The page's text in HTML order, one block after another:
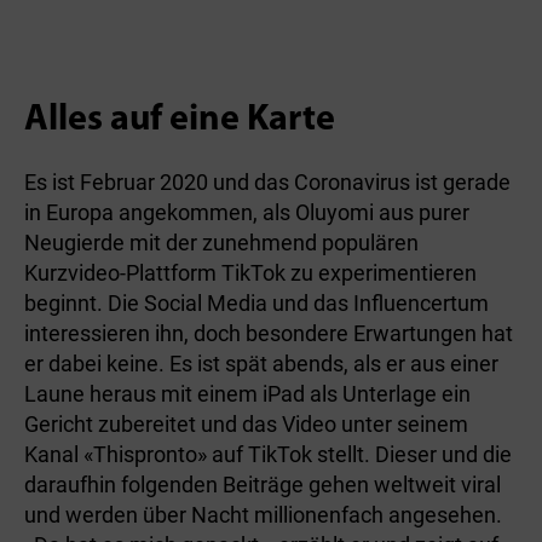
Alles auf eine Karte
Es ist Februar 2020 und das Coronavirus ist gerade
in Europa angekommen, als Oluyomi aus purer
Neugierde mit der zunehmend populären
Kurzvideo-Plattform TikTok zu experimentieren
beginnt. Die Social Media und das Influencertum
interessieren ihn, doch besondere Erwartungen hat
er dabei keine. Es ist spät abends, als er aus einer
Laune heraus mit einem iPad als Unterlage ein
Gericht zubereitet und das Video unter seinem
Kanal «Thispronto» auf TikTok stellt. Dieser und die
daraufhin folgenden Beiträge gehen weltweit viral
und werden über Nacht millionenfach angesehen.